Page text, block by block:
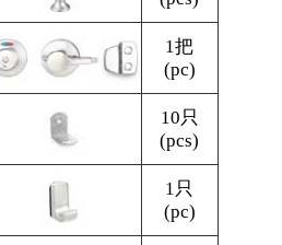
1把
(pc)
10只
(pcs)
1只
(pc)